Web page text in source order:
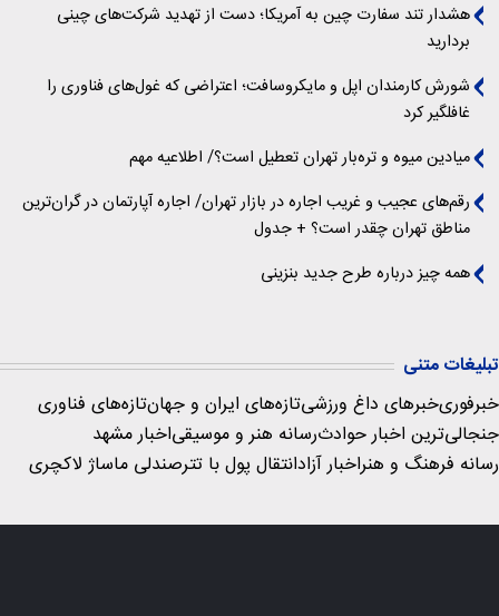
هشدار تند سفارت چین به آمریکا؛ دست از تهدید شرکت‌های چینی
بردارید
شورش کارمندان اپل و مایکروسافت؛ اعتراضی که غول‌های فناوری را
غافلگیر کرد
میادین میوه و تره‌بار تهران تعطیل است؟/ اطلاعیه مهم
رقم‌های عجیب و غریب اجاره در بازار تهران/ اجاره آپارتمان در گران‌ترین
مناطق تهران چقدر است؟ + جدول
همه چیز درباره طرح جدید بنزینی
تبلیغات متنی
خبرفوریخبرهای داغ ورزشیتازه‌های ایران و جهانتازه‌های فناوری
جنجالی‌ترین اخبار حوادثرسانه هنر و موسیقیاخبار مشهد
رسانه فرهنگ و هنراخبار آزادانتقال پول با تترصندلی ماساژ لاکچری